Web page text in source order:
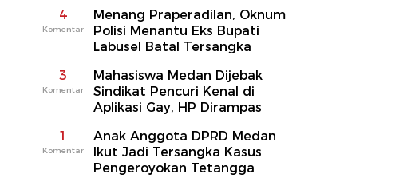
4
Komentar
Menang Praperadilan, Oknum
Polisi Menantu Eks Bupati
Labusel Batal Tersangka
3
Komentar
Mahasiswa Medan Dijebak
Sindikat Pencuri Kenal di
Aplikasi Gay, HP Dirampas
1
Komentar
Anak Anggota DPRD Medan
Ikut Jadi Tersangka Kasus
Pengeroyokan Tetangga